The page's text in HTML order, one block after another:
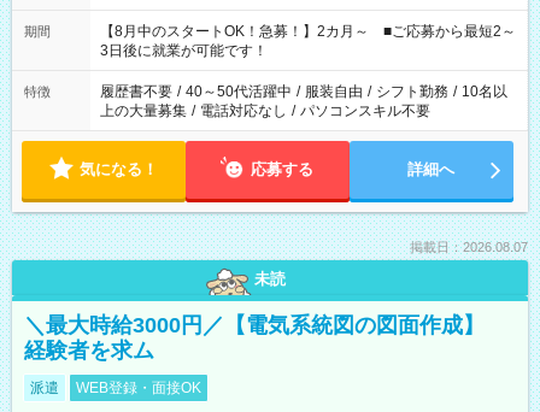
と休みを合わせたい」 「余裕を持って夕飯の準備がしたい」
「できれば残業はしたくない」 など、ご希望を教えてください
ね。 ※Wワーク希望の方へ 今ご覧のお仕事で希望する勤務時間
と、もう1つのお仕事の勤務時間。 合計で週40時間を超える場
合は応募できません。
期間
【8月中のスタートOK！急募！】2カ月～ ■ご応募から最短2～
3日後に就業が可能です！
特徴 履歴書不要 / 40～50代活躍中 / 服装自由 / シフト勤務 / 10名以
上の大量募集 / 電話対応なし / パソコンスキル不要
気になる！ 応募する 詳細へ
掲載日：2026.08.07
未読
＼最大時給3000円／【電気系統図の図面作成】
経験者を求ム
派遣 WEB登録・面接OK